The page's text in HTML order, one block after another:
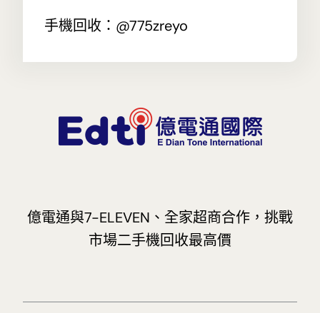
手機回收：@775zreyo
億電通與7-ELEVEN、全家超商合作，挑戰
市場二手機回收最高價